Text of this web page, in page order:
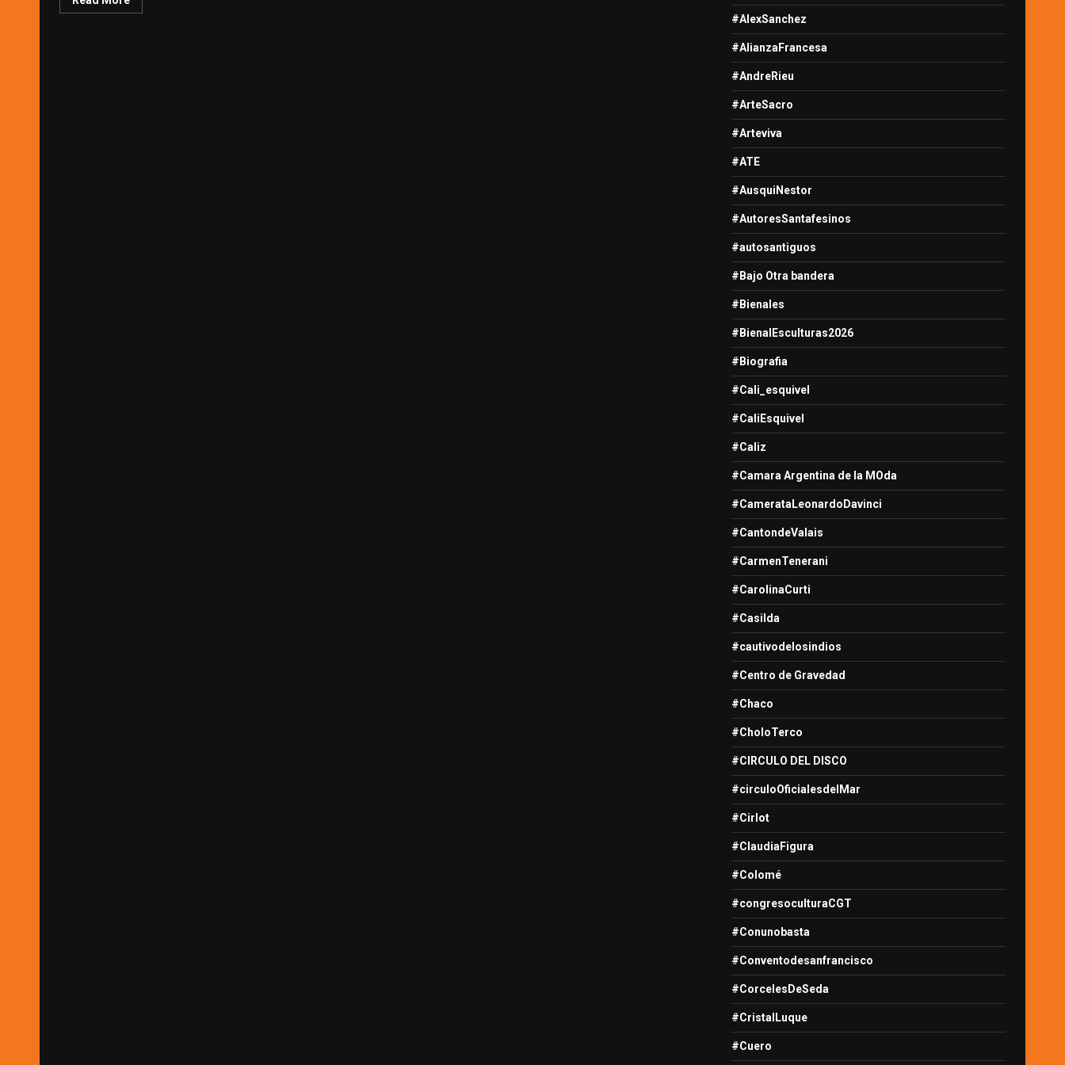
#AlexSanchez
#AlianzaFrancesa
#AndreRieu
#ArteSacro
#Arteviva
#ATE
#AusquiNestor
#AutoresSantafesinos
#autosantiguos
#Bajo Otra bandera
#Bienales
#BienalEsculturas2026
#Biografia
#Cali_esquivel
#CaliEsquivel
#Caliz
#Camara Argentina de la MOda
#CamerataLeonardoDavinci
#CantondeValais
#CarmenTenerani
#CarolinaCurti
#Casilda
#cautivodelosindios
#Centro de Gravedad
#Chaco
#CholoTerco
#CIRCULO DEL DISCO
#circuloOficialesdelMar
#Cirlot
#ClaudiaFigura
#Colomé
#congresoculturaCGT
#Conunobasta
#Conventodesanfrancisco
#CorcelesDeSeda
#CristalLuque
#Cuero